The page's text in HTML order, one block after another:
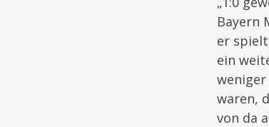
Bayern
er
ein
weniger
waren,
von da